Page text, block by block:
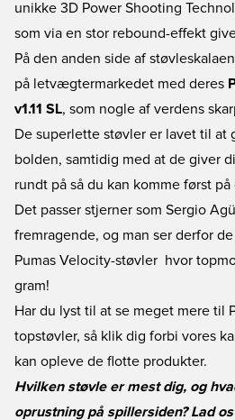
unikke 3D Power Shooting
som via en stor rebound-effekt
På den anden side af
på letvægtermarkedet med deres
v1.11 SL, som nogle af verdens
De superlette støvler er lavet til at
bolden, samtidig med at de giver
rundt på så du kan komme først
Det passer stjerner som Sergio
fremragende, og man ser derfor
Pumas Velocity-støvler  hvor
gram!
Har du lyst til at se meget mere til
topstøvler, så klik dig forbi vores
kan opleve de flotte produkter.
Hvilken støvle er mest dig, og
oprustning på spillersiden? Lad